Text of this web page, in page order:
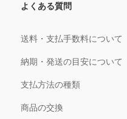
よくある質問
送料・支払手数料について
納期・発送の目安について
支払方法の種類
商品の交換